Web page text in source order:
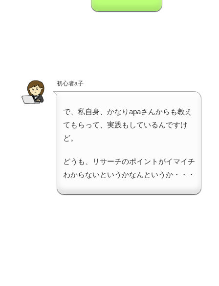
初心者a子
で、私自身、かなりapaさんからも教え
てもらって、実践もしているんですけ
ど。
どうも、リサーチのポイントがイマイチ
わからないというかなんというか・・・